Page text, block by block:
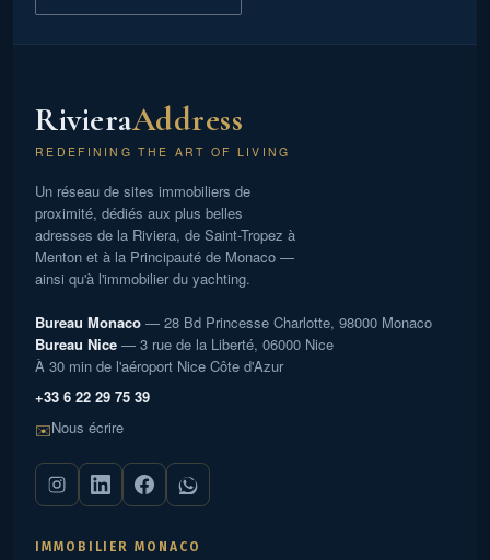
RivieraAddress
REDEFINING THE ART OF LIVING
Un réseau de sites immobiliers de
proximité, dédiés aux plus belles
adresses de la Riviera, de Saint-Tropez à
Menton et à la Principauté de Monaco —
ainsi qu'à l'immobilier du yachting.
Bureau Monaco — 28 Bd Princesse Charlotte, 98000 Monaco
Bureau Nice — 3 rue de la Liberté, 06000 Nice
À 30 min de l'aéroport Nice Côte d'Azur
+33 6 22 29 75 39
✉️Nous écrire
IMMOBILIER MONACO